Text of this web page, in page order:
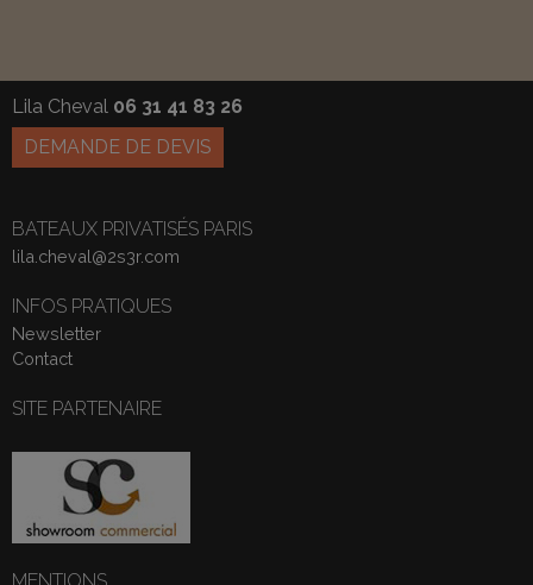
Lila Cheval 06 31 41 83 26
DEMANDE DE DEVIS
BATEAUX PRIVATISÉS PARIS
lila.cheval@2s3r.com
INFOS PRATIQUES
Newsletter
Contact
SITE PARTENAIRE